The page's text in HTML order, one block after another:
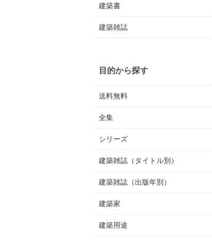
建築書
建築雑誌
目的から探す
送料無料
全集
シリーズ
建築雑誌（タイトル別）
建築雑誌（出版年別）
建築家
建築用途